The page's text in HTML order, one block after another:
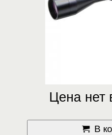
Цена нет
В